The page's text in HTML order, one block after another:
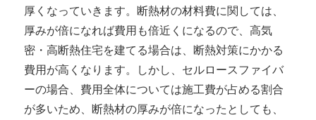
厚くなっていきます。断熱材の材料費に関しては、
厚みが倍になれば費用も倍近くになるので、高気
密・高断熱住宅を建てる場合は、断熱対策にかかる
費用が高くなります。しかし、セルロースファイバ
ーの場合、費用全体については施工費が占める割合
が多いため、断熱材の厚みが倍になったとしても、